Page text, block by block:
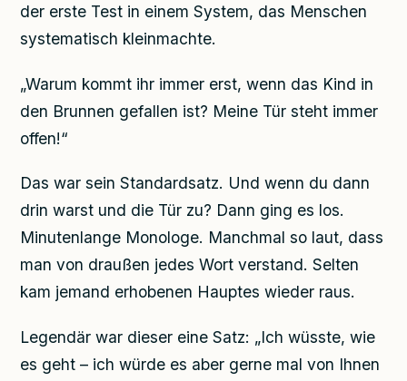
der erste Test in einem System, das Menschen
systematisch kleinmachte.
„Warum kommt ihr immer erst, wenn das Kind in
den Brunnen gefallen ist? Meine Tür steht immer
offen!“
Das war sein Standardsatz. Und wenn du dann
drin warst und die Tür zu? Dann ging es los.
Minutenlange Monologe. Manchmal so laut, dass
man von draußen jedes Wort verstand. Selten
kam jemand erhobenen Hauptes wieder raus.
Legendär war dieser eine Satz: „Ich wüsste, wie
es geht – ich würde es aber gerne mal von Ihnen